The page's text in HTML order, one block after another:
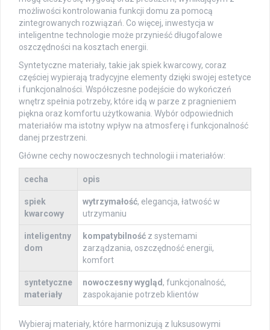
możliwości kontrolowania funkcji domu za pomocą
zintegrowanych rozwiązań. Co więcej, inwestycja w
inteligentne technologie może przynieść długofalowe
oszczędności na kosztach energii.
Syntetyczne materiały, takie jak spiek kwarcowy, coraz
częściej wypierają tradycyjne elementy dzięki swojej estetyce
i funkcjonalności. Współczesne podejście do wykończeń
wnętrz spełnia potrzeby, które idą w parze z pragnieniem
piękna oraz komfortu użytkowania. Wybór odpowiednich
materiałów ma istotny wpływ na atmosferę i funkcjonalność
danej przestrzeni.
Główne cechy nowoczesnych technologii i materiałów:
cecha opis
spiek
kwarcowy
wytrzymałość, elegancja, łatwość w
utrzymaniu
inteligentny
dom
kompatybilność z systemami
zarządzania, oszczędność energii,
komfort
syntetyczne
materiały
nowoczesny wygląd, funkcjonalność,
zaspokajanie potrzeb klientów
Wybieraj materiały, które harmonizują z luksusowymi